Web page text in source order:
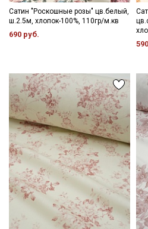
Сатин "Роскошные розы" цв.белый,
ш.2.5м, хлопок-100%, 110гр/м.кв
690 руб.
Ознакомлен(а) сПолитикой
данных
и даюСогласие на
данных
ДаюСогласие на получение
информационных рассылок